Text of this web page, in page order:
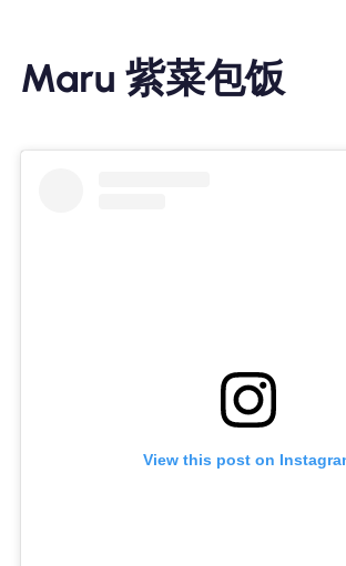
Maru 紫菜包饭
View this post on